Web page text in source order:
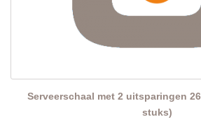
Serveerschaal met 2 uitsparingen
stuks)